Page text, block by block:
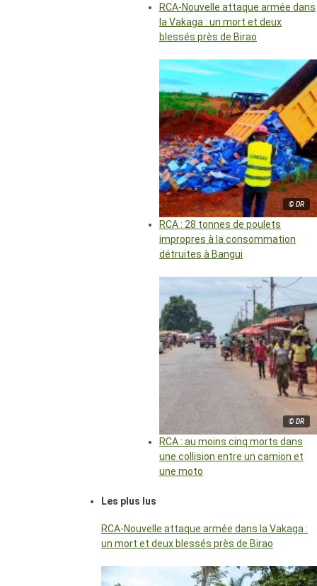
RCA-Nouvelle attaque armée dans
la Vakaga : un mort et deux
blessés près de Birao
© DR
RCA : 28 tonnes de poulets
impropres à la consommation
détruites à Bangui
© DR
RCA : au moins cinq morts dans
une collision entre un camion et
une moto
Les plus lus
RCA-Nouvelle attaque armée dans la Vakaga :
un mort et deux blessés près de Birao